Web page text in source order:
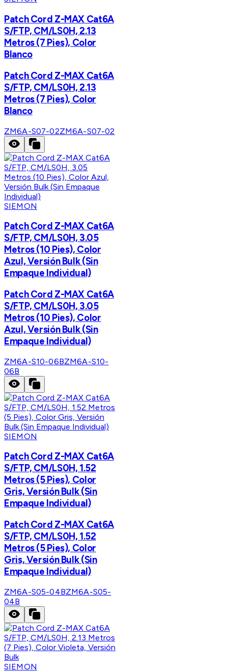
Patch Cord Z-MAX Cat6A
S/FTP, CM/LS0H, 2.13
Metros (7 Pies), Color
Blanco
Patch Cord Z-MAX Cat6A
S/FTP, CM/LS0H, 2.13
Metros (7 Pies), Color
Blanco
ZM6A-S07-02ZM6A-S07-02
SIEMON
Patch Cord Z-MAX Cat6A
S/FTP, CM/LS0H, 3.05
Metros (10 Pies), Color
Azul, Versión Bulk (Sin
Empaque Individual)
Patch Cord Z-MAX Cat6A
S/FTP, CM/LS0H, 3.05
Metros (10 Pies), Color
Azul, Versión Bulk (Sin
Empaque Individual)
ZM6A-S10-06BZM6A-S10-
06B
SIEMON
Patch Cord Z-MAX Cat6A
S/FTP, CM/LS0H, 1.52
Metros (5 Pies), Color
Gris, Versión Bulk (Sin
Empaque Individual)
Patch Cord Z-MAX Cat6A
S/FTP, CM/LS0H, 1.52
Metros (5 Pies), Color
Gris, Versión Bulk (Sin
Empaque Individual)
ZM6A-S05-04BZM6A-S05-
04B
SIEMON